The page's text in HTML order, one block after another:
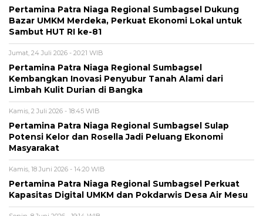
Pertamina Patra Niaga Regional Sumbagsel Dukung
Bazar UMKM Merdeka, Perkuat Ekonomi Lokal untuk
Sambut HUT RI ke-81
Jumat, 24 Juli 2026 - 20:21 WIB
Pertamina Patra Niaga Regional Sumbagsel
Kembangkan Inovasi Penyubur Tanah Alami dari
Limbah Kulit Durian di Bangka
Kamis, 2 Juli 2026 - 18:45 WIB
Pertamina Patra Niaga Regional Sumbagsel Sulap
Potensi Kelor dan Rosella Jadi Peluang Ekonomi
Masyarakat
Kamis, 18 Juni 2026 - 14:20 WIB
Pertamina Patra Niaga Regional Sumbagsel Perkuat
Kapasitas Digital UMKM dan Pokdarwis Desa Air Mesu